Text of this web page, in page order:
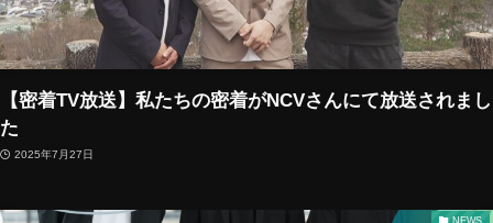
【密着TV放送】私たちの密着がNCVさんにて放送されまし
た
2025年7月27日
NEWS